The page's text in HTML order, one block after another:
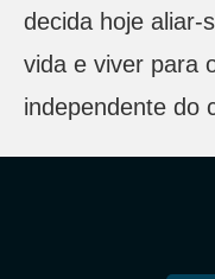
decida hoje aliar-
vida e viver para
independente do